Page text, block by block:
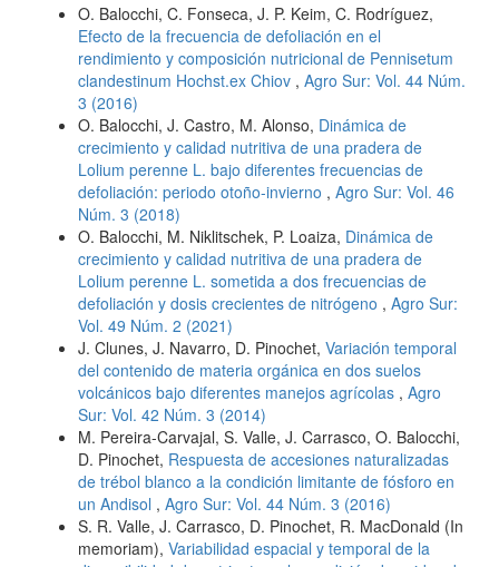
O. Balocchi, C. Fonseca, J. P. Keim, C. Rodríguez,
Efecto de la frecuencia de defoliación en el
rendimiento y composición nutricional de Pennisetum
clandestinum Hochst.ex Chiov , Agro Sur: Vol. 44 Núm.
3 (2016)
O. Balocchi, J. Castro, M. Alonso, Dinámica de
crecimiento y calidad nutritiva de una pradera de
Lolium perenne L. bajo diferentes frecuencias de
defoliación: periodo otoño-invierno , Agro Sur: Vol. 46
Núm. 3 (2018)
O. Balocchi, M. Niklitschek, P. Loaiza, Dinámica de
crecimiento y calidad nutritiva de una pradera de
Lolium perenne L. sometida a dos frecuencias de
defoliación y dosis crecientes de nitrógeno , Agro Sur:
Vol. 49 Núm. 2 (2021)
J. Clunes, J. Navarro, D. Pinochet, Variación temporal
del contenido de materia orgánica en dos suelos
volcánicos bajo diferentes manejos agrícolas , Agro
Sur: Vol. 42 Núm. 3 (2014)
M. Pereira-Carvajal, S. Valle, J. Carrasco, O. Balocchi,
D. Pinochet, Respuesta de accesiones naturalizadas
de trébol blanco a la condición limitante de fósforo en
un Andisol , Agro Sur: Vol. 44 Núm. 3 (2016)
S. R. Valle, J. Carrasco, D. Pinochet, R. MacDonald (In
memoriam), Variabilidad espacial y temporal de la